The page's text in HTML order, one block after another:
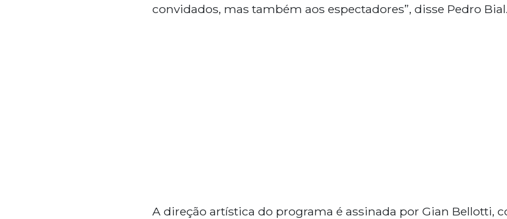
convidados, mas também aos espectadores”, disse Pedro Bial.
A direção artística do programa é assinada por Gian Bellotti,